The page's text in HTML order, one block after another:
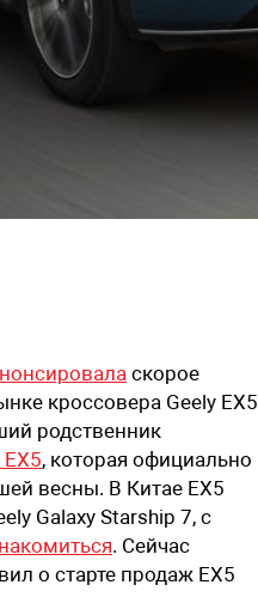
скорое
кроссовера Geely EX5
родственник
EX5, которая официально
весны. В Китае EX5
Galaxy Starship 7, с
. Сейчас
о старте продаж EX5